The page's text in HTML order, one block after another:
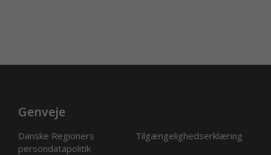
Genveje
Danske Regioners
persondatapolitik
Tilgængelighedserklæring